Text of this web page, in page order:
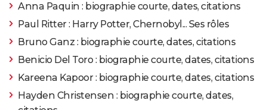
2005 Mee-Shee, le secret des profondeurs
2005 Burt Munro
2005 Truman Capote Rôle: Jack Dunphy
Anna Paquin : biographie courte, dates, citations
Paul Ritter : Harry Potter, Chernobyl... Ses rôles
Bruno Ganz : biographie courte, dates, citations
Benicio Del Toro : biographie courte, dates, citations
Kareena Kapoor : biographie courte, dates, citations
Hayden Christensen : biographie courte, dates,